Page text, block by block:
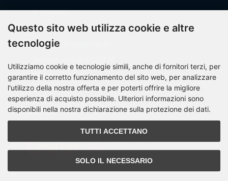
Produttore
Spese di spedizione
Modalità di pagamento
Sitemap
PARTNER
Questo sito web utilizza cookie e altre
tecnologie
Utilizziamo cookie e tecnologie simili, anche di fornitori terzi, per
garantire il corretto funzionamento del sito web, per analizzare
l'utilizzo della nostra offerta e per poterti offrire la migliore
esperienza di acquisto possibile. Ulteriori informazioni sono
disponibili nella nostra dichiarazione sulla protezione dei dati.
TUTTI ACCETTANO
SOLO IL NECESSARIO